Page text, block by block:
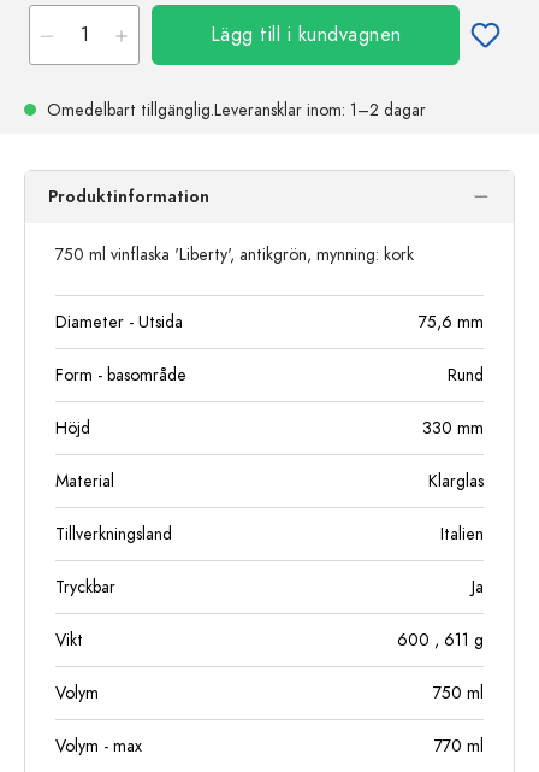
Lägg till i kundvagnen
Omedelbart tillgänglig.Leveransklar inom: 1–2 dagar
Produktinformation
750 ml vinflaska 'Liberty', antikgrön, mynning: kork
Diameter - Utsida 75,6 mm
Form - basområde Rund
Höjd 330 mm
Material Klarglas
Tillverkningsland Italien
Tryckbar Ja
Vikt 600 , 611 g
Volym 750 ml
Volym - max 770 ml